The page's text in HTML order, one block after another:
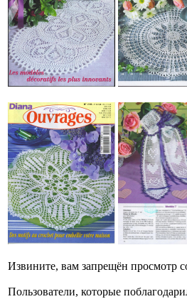
Извините, вам запрещён просмотр
Пользователи, которые